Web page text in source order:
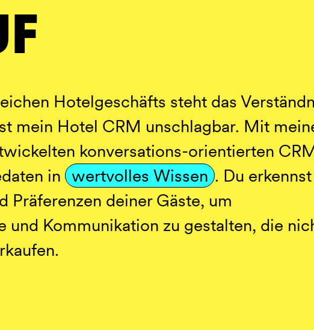
Hotelgeschäfts steht das
mein Hotel CRM unschlagbar. Mit
konversations-orientierten
in wertvolles Wissen . Du erkennst
Präferenzen deiner Gäste, um
und Kommunikation zu gestalten, die